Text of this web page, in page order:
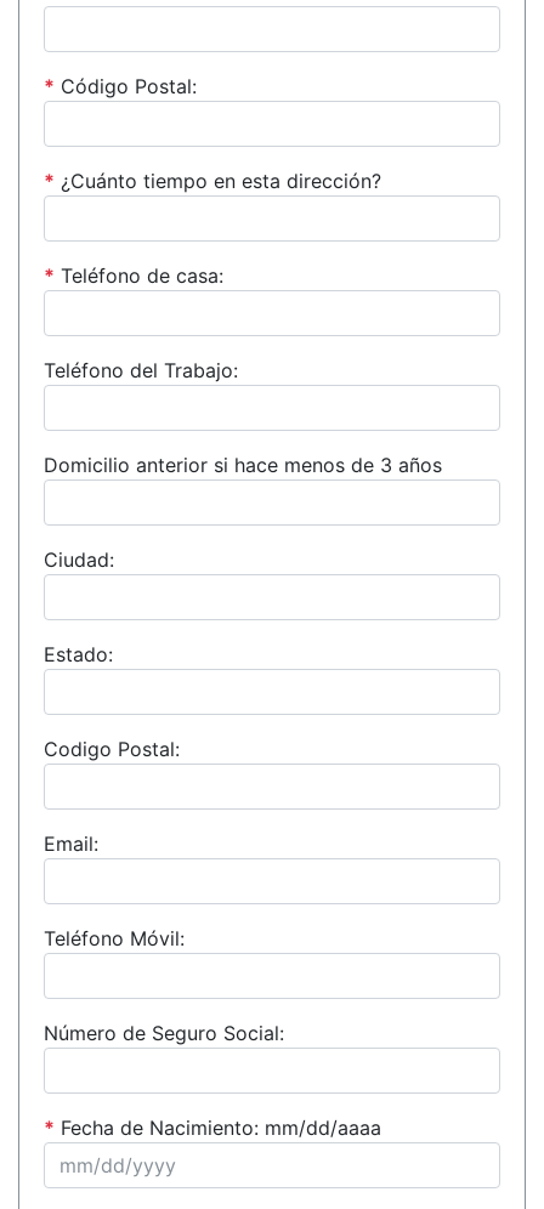
* Código Postal:
* ¿Cuánto tiempo en esta dirección?
* Teléfono de casa:
Teléfono del Trabajo:
Domicilio anterior si hace menos de 3 años
Ciudad:
Estado:
Codigo Postal:
Email:
Teléfono Móvil:
Número de Seguro Social:
* Fecha de Nacimiento: mm/dd/aaaa